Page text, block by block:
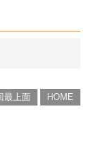
最上面 HOME